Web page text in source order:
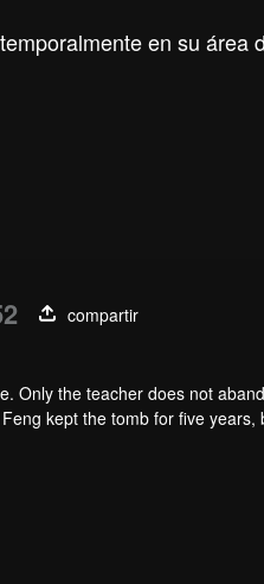
en su área
compartir
Only the teacher does not
kept the tomb for five
tripod. From then on, Chen